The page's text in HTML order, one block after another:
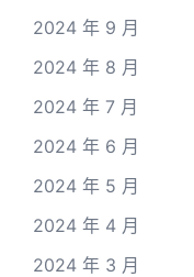
2024 年 9 月
2024 年 8 月
2024 年 7 月
2024 年 6 月
2024 年 5 月
2024 年 4 月
2024 年 3 月